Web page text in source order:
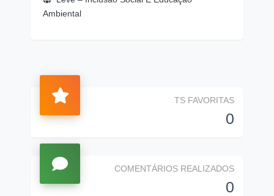
Ambiental
TS FAVORITAS
0
COMENTÁRIOS REALIZADOS
0